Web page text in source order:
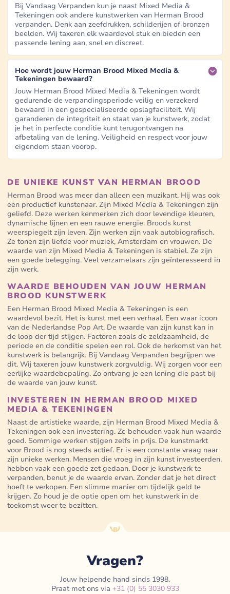
Bij Vandaag Verpanden kun je naast Mixed Media &
Tekeningen ook andere kunstwerken van Herman Brood
verpanden. Denk aan zeefdrukken, schilderijen of bronzen
beelden. Wij taxeren elk waardevol stuk en bieden een
passende lening aan, snel en discreet.
Hoe wordt jouw Herman Brood Mixed Media &
Tekeningen bewaard?
Jouw Herman Brood Mixed Media & Tekeningen wordt
gedurende de verpandingsperiode veilig en verzekerd
bewaard in een gespecialiseerde opslagfaciliteit. Wij
garanderen de integriteit en staat van je kunstwerk, zodat
je het in perfecte conditie kunt terugontvangen na
afbetaling van de lening. Veiligheid en respect voor jouw
eigendom staan voorop.
DE UNIEKE KUNST VAN HERMAN BROOD
Herman Brood was meer dan alleen een muzikant. Hij was ook
een productief kunstenaar. Zijn Mixed Media & Tekeningen zijn
geliefd. Deze werken kenmerken zich door levendige kleuren,
dynamische lijnen en een rauwe energie. Broods kunst
weerspiegelt zijn leven. Zijn werken zijn vaak autobiografisch.
Ze tonen zijn liefde voor muziek, Amsterdam en vrouwen. De
waarde van zijn Mixed Media & Tekeningen is stabiel. Ze zijn
een goede belegging. Veel verzamelaars zijn geïnteresseerd in
zijn werk.
WAARDE BEHOUDEN VAN JOUW HERMAN
BROOD KUNSTWERK
Een Herman Brood Mixed Media & Tekeningen is een
waardevol bezit. Het is kunst met een verhaal. Een waar icoon
van de Nederlandse Pop Art. De waarde van zijn kunst kan in
de loop der tijd stijgen. Factoren zoals de zeldzaamheid, de
periode en de conditie spelen een rol. Ook de herkomst van het
kunstwerk is belangrijk. Bij Vandaag Verpanden begrijpen we
dit. Wij taxeren jouw kunstwerk zorgvuldig. Wij zorgen voor een
eerlijke waardebepaling. Zo ontvang je een lening die past bij
de waarde van jouw kunst.
INVESTEREN IN HERMAN BROOD MIXED
MEDIA & TEKENINGEN
Naast de artistieke waarde, zijn Herman Brood Mixed Media &
Tekeningen ook een investering. Ze behouden vaak hun waarde
goed. Sommige werken stijgen zelfs in prijs. De kunstmarkt
voor Brood is nog steeds actief. Er is een constante vraag naar
zijn unieke werken. Mensen die vroeg in zijn kunst investeerden,
hebben vaak een goede zet gedaan. Door je kunstwerk te
verpanden, benut je de waarde ervan. Zonder dat je het direct
hoeft te verkopen. Een slimme manier om tijdelijk geld te
krijgen. Zo houd je de optie open om het kunstwerk in de
toekomst weer te bezitten.
Vragen?
Jouw helpende hand sinds 1998.
Praat met ons via +31 (0) 55 3030 933